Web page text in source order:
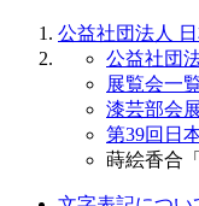
公益社団法人
公益社団
展覧会一
漆芸部会
第39回日
蒔絵香合